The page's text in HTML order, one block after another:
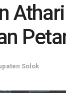
Solok